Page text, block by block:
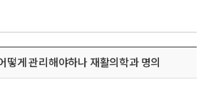
떻게 관리해야하나 재활의학과 명의